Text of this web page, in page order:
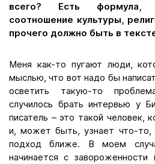
всего? Есть формула,
соотношение культуры,
прочего должно быть в
Меня как-то пугают люди,
мыслью, что вот надо бы
осветить такую-то
случилось брать интервью у
писатель – это такой человек,
и, может быть, узнает что-то,
подход ближе. В моем
начинается с